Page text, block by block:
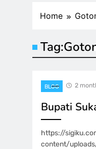
Home
Tag:
BLOG 2
Bupati
https://
content/